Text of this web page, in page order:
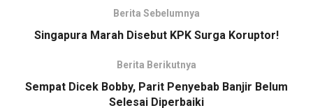
Berita Sebelumnya
Singapura Marah Disebut KPK Surga Koruptor!
Berita Berikutnya
Sempat Dicek Bobby, Parit Penyebab Banjir Belum
Selesai Diperbaiki